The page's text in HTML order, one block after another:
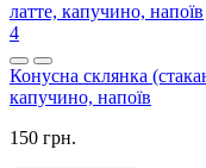
4
Конусна склянка
капучино, напоїв
150 грн.